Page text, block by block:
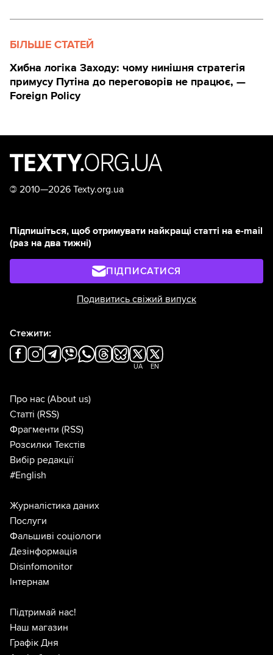
БІЛЬШЕ СТАТЕЙ
Хибна логіка Заходу: чому нинішня стратегія
примусу Путіна до переговорів не працює, —
Foreign Policy
© 2010—2026 Texty.org.ua
Підпишіться, щоб отримувати найкращі статті на e-mail
(раз на два тижні)
ПІДПИСАТИСЯ
Подивитись свіжий випуск
Стежити:
UA EN
Про нас (About us)
Статті (RSS)
Фрагменти (RSS)
Розсилки Текстів
Вибір редакції
#English
Журналістика даних
Послуги
Фальшиві соціологи
Дезінформація
Disinfomonitor
Інтернам
Підтримай нас!
Наш магазин
Графік Дня